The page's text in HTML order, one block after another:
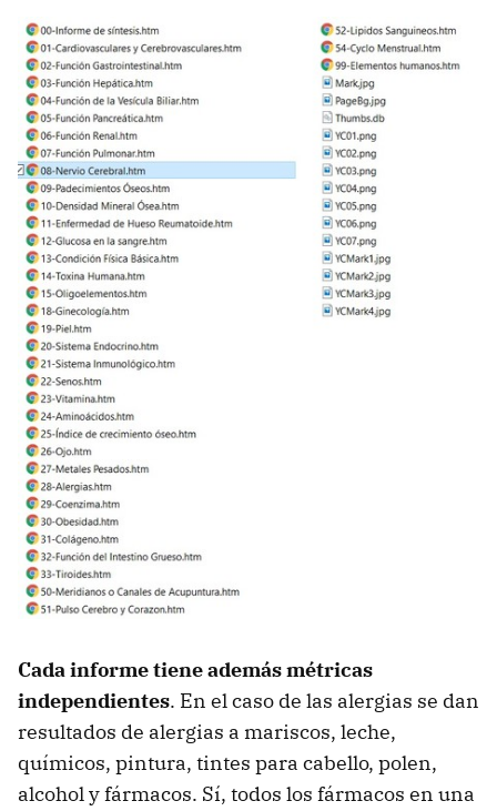
Cada informe tiene además métricas
independientes. En el caso de las alergias se dan
resultados de alergias a mariscos, leche,
químicos, pintura, tintes para cabello, polen,
alcohol y fármacos. Sí, todos los fármacos en una